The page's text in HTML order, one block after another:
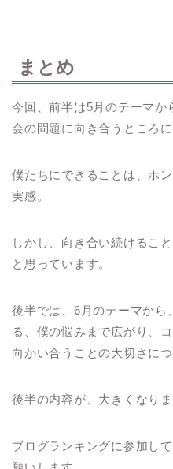
まとめ
今回、前半は5月のテーマか
会の問題に向き合うところ
僕たちにできることは、ホ
実感。
しかし、向き合い続けるこ
と思っています。
後半では、6月のテーマから
る、僕の悩みまで広がり、
向かい合うことの大切さに
後半の内容が、大きくなり
ブログランキングに参加し